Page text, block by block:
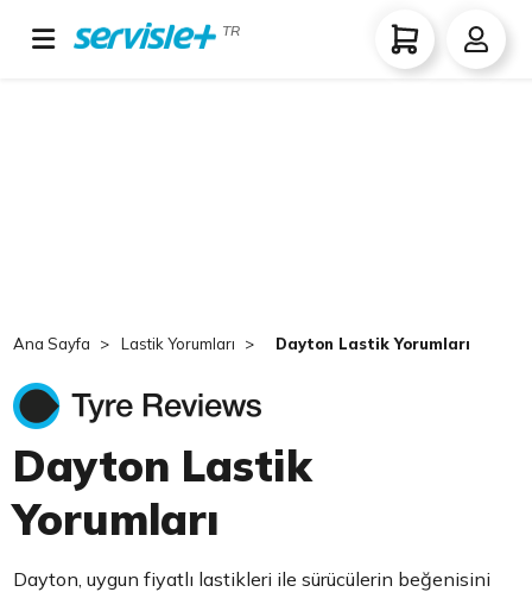
TR
Ana Sayfa Lastik Yorumları Dayton Lastik Yorumları
Dayton Lastik
Yorumları
Dayton, uygun fiyatlı lastikleri ile sürücülerin beğenisini